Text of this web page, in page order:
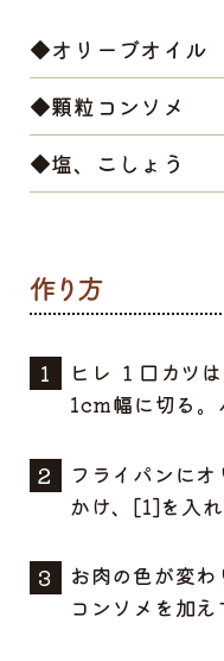
◆オリーブオイル
◆顆粒コンソメ
◆塩、こしょう
ヒレ １口カツ
1cm幅に切る。
フライパンに
かけ、[1]を入れ
お肉の色が変
コンソメを加え